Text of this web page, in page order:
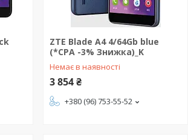
ZTE Blade A4 4/64Gb blue
(*CPA -3% Знижка)_K
Немає в наявності
3 854 ₴
+380 (96) 753-55-52